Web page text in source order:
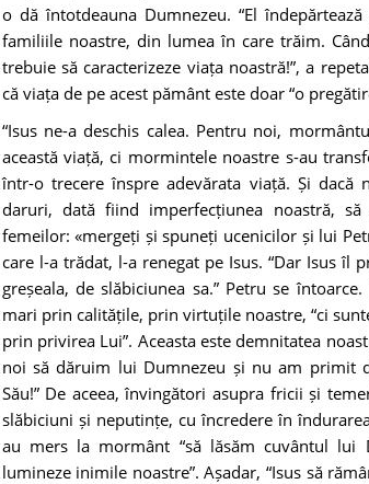
o dă întotdeauna Dumnezeu. “El
familiile noastre, din lumea în care trăim.
trebuie să caracterizeze viața noastră!”, a
că viața de pe acest pământ este doar “o
“Isus ne-a deschis calea. Pentru noi,
această viață, ci mormintele noastre s-au
într-o trecere înspre adevărata viață. Și dacă
daruri, dată fiind imperfecțiunea noastră,
femeilor: «mergeți și spuneți ucenicilor și lui
care l-a trădat, l-a renegat pe Isus. “Dar Isus îl
greșeala, de slăbiciunea sa.” Petru se
mari prin calitățile, prin virtuțile noastre, “ci
prin privirea Lui”. Aceasta este demnitatea
noi să dăruim lui Dumnezeu și nu am primit
Său!” De aceea, învingători asupra fricii și
slăbiciuni și neputințe, cu încredere în
au mers la mormânt “să lăsăm cuvântul lui
lumineze inimile noastre”. Așadar, “Isus să